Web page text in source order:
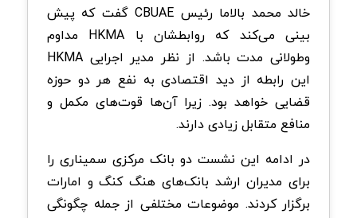
خالد محمد بالاما رئیس CBUAE گفت که پیش
بینی می‌کند که روابطشان با HKMA مداوم
وطولانی مدت باشد. از نظر مدیر اجرایی HKMA
این رابطه از دید اقتصادی به نفع هر دو حوزه
قضایی خواهد بود. زیرا آن‌ها قوت‌های مکمل و
منافع متقابل زیادی دارند.
در ادامه این نشست دو بانک مرکزی سمیناری را
برای مدیران ارشد بانک‌های هنگ کنگ و امارات
برگزار کردند. موضوعات مختلفی از جمله چگونگی